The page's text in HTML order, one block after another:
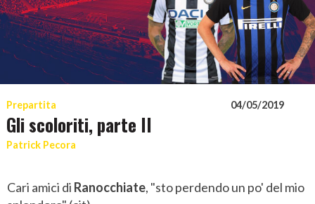
Prepartita 04/05/2019
Gli scoloriti, parte II
Patrick Pecora
Cari amici di Ranocchiate, "sto perdendo un po' del mio